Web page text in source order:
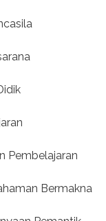
Pembelajaran
Bermakna